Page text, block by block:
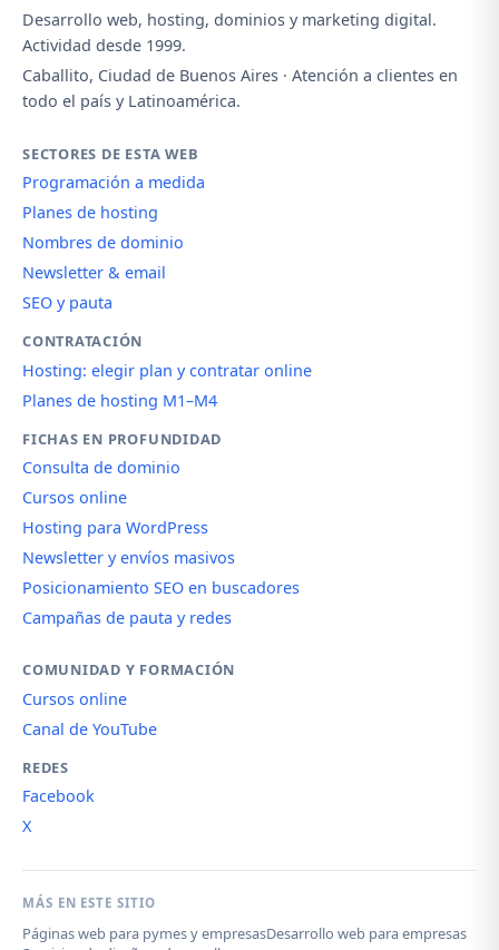
Desarrollo web, hosting, dominios y marketing digital.
Actividad desde 1999.
Caballito, Ciudad de Buenos Aires · Atención a clientes en
todo el país y Latinoamérica.
SECTORES DE ESTA WEB
Programación a medida
Planes de hosting
Nombres de dominio
Newsletter & email
SEO y pauta
CONTRATACIÓN
Hosting: elegir plan y contratar online
Planes de hosting M1–M4
FICHAS EN PROFUNDIDAD
Consulta de dominio
Cursos online
Hosting para WordPress
Newsletter y envíos masivos
Posicionamiento SEO en buscadores
Campañas de pauta y redes
COMUNIDAD Y FORMACIÓN
Cursos online
Canal de YouTube
REDES
Facebook
X
MÁS EN ESTE SITIO
Páginas web para pymes y empresasDesarrollo web para empresas